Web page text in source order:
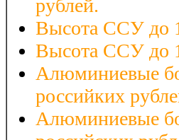
рублей.
Высота ССУ до
Высота ССУ до
Алюминиевые
российких
Алюминиевые